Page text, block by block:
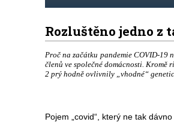
Rozluštěno jedno z
Proč na začátku pandemie COVID-
členů ve společné domácnosti. Kromě
2 prý hodně ovlivnily „vhodné“
Pojem „covid“, který ne tak